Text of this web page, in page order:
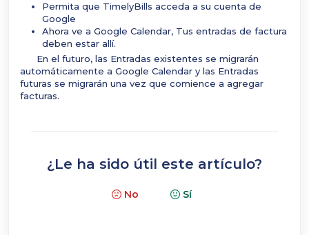
Permita que TimelyBills acceda a su cuenta de
Google
Ahora ve a Google Calendar, Tus entradas de factura
deben estar allí.
En el futuro, las Entradas existentes se migrarán
automáticamente a Google Calendar y las Entradas
futuras se migrarán una vez que comience a agregar
facturas.
¿Le ha sido útil este artículo?
No Sí